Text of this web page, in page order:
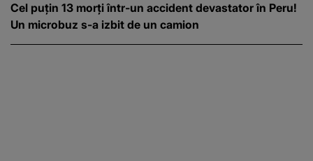
Cel puțin 13 morți într-un accident devastator în Peru!
Un microbuz s-a izbit de un camion